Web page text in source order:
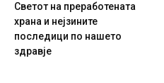
Светот на преработената
храна и нејзините
последици по нашето
здравје